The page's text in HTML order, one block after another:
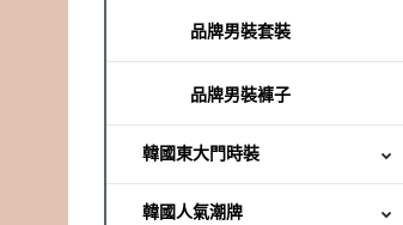
品牌男裝套裝
品牌男裝褲子
韓國東大門時裝
韓國人氣潮牌